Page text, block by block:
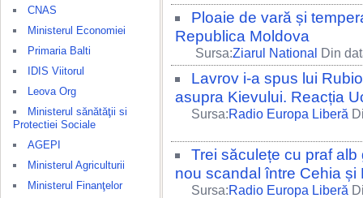
CNAS
Ministerul Economiei
Primaria Balti
IDIS Viitorul
Leova Org
Ministerul sănătăţii si
Protectiei Sociale
AGEPI
Ministerul Agriculturii
Ministerul Finanţelor
Ploaie de vară și
Republica Moldova
Sursa:Ziarul National Din
Lavrov i-a spus lui
asupra Kievului. Reacția
Sursa:Radio Europa Liberă
Trei săculețe cu praf
nou scandal între Cehia și
Sursa:Radio Europa Liberă